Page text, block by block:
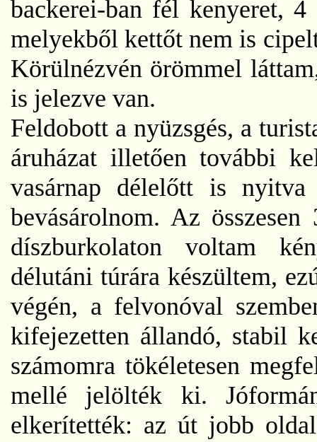
backerei-ban fél kenyeret,
melyekből kettőt nem is
Körülnézvén örömmel
is jelezve van.
Feldobott a nyüzsgés, a
áruházat illetően további
vasárnap délelőtt is
bevásárolnom. Az
díszburkolaton voltam
délutáni túrára készültem,
végén, a felvonóval
kifejezetten állandó, stabil
számomra tökéletesen
mellé jelölték ki.
elkerítették: az út jobb